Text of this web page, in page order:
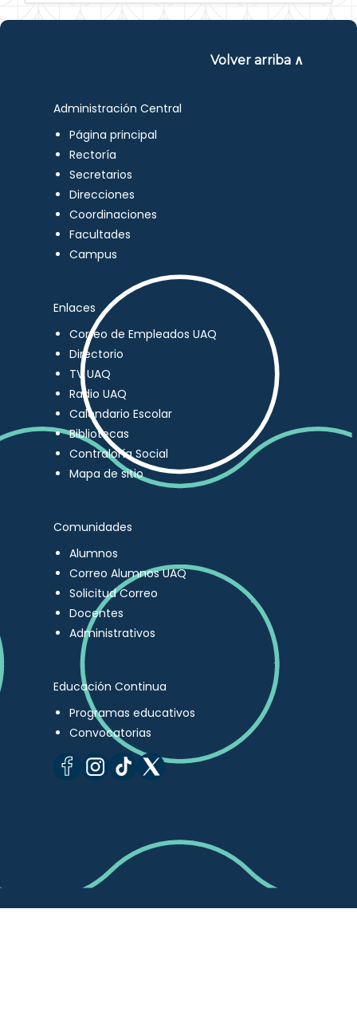
Volver arriba ∧
Administración Central
Página principal
Rectoría
Secretarios
Direcciones
Coordinaciones
Facultades
Campus
Enlaces
Correo de Empleados UAQ
Directorio
TV UAQ
Radio UAQ
Calendario Escolar
Bibliotecas
Contraloría Social
Mapa de sitio
Comunidades
Alumnos
Correo Alumnos UAQ
Solicitud Correo
Docentes
Administrativos
Educación Continua
Programas educativos
Convocatorias